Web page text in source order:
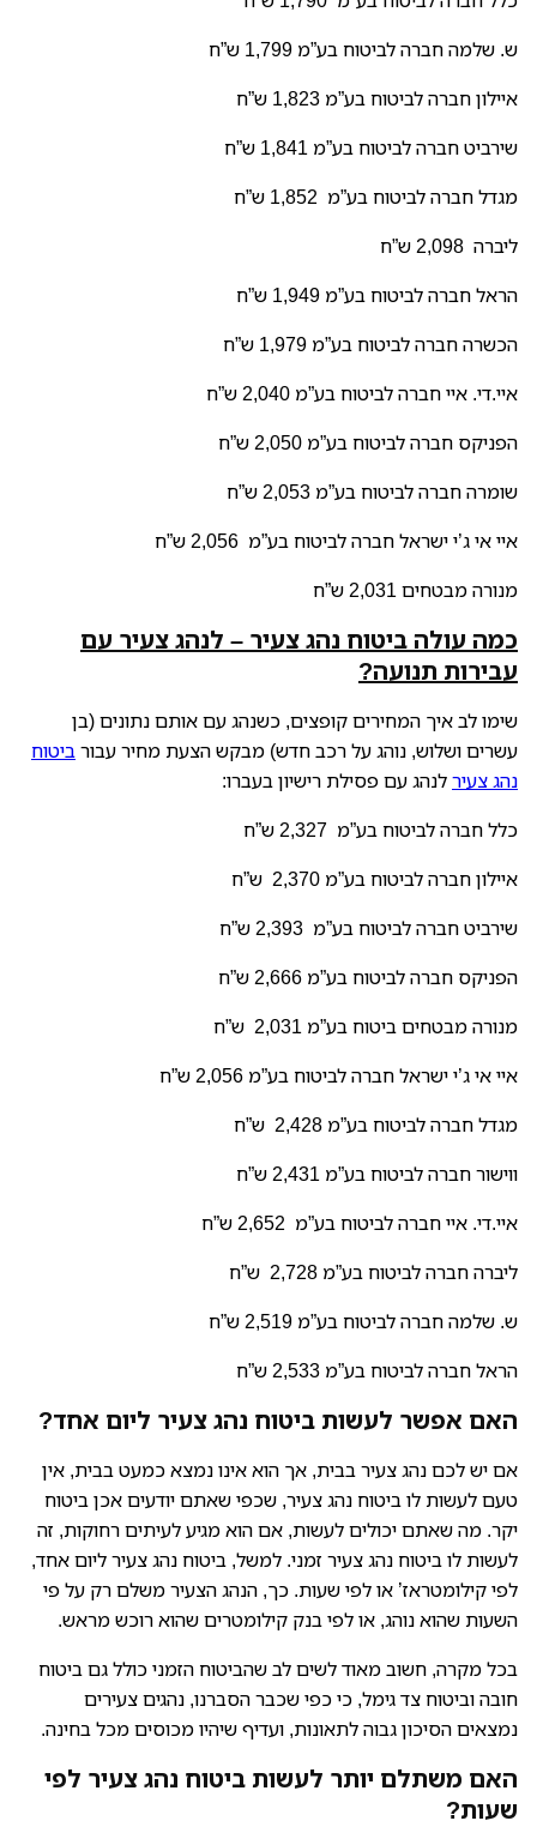
ש. שלמה חברה לביטוח בע”מ 1,799 ש”ח
איילון חברה לביטוח בע”מ 1,823 ש”ח
שירביט חברה לביטוח בע”מ 1,841 ש”ח
מגדל חברה לביטוח בע”מ 1,852 ש”ח
ליברה 2,098 ש”ח
הראל חברה לביטוח בע”מ 1,949 ש”ח
הכשרה חברה לביטוח בע”מ 1,979 ש”ח
איי.די. איי חברה לביטוח בע”מ 2,040 ש”ח
הפניקס חברה לביטוח בע”מ 2,050 ש”ח
שומרה חברה לביטוח בע”מ 2,053 ש”ח
איי אי ג’י ישראל חברה לביטוח בע”מ 2,056 ש”ח
מנורה מבטחים 2,031 ש”ח
כמה עולה ביטוח נהג צעיר – לנהג צעיר עם
עבירות תנועה?
שימו לב איך המחירים קופצים, כשנהג עם אותם נתונים (בן
עשרים ושלוש, נוהג על רכב חדש) מבקש הצעת מחיר עבורביטוח
נהג צעירלנהג עם פסילת רישיון בעברו:
כלל חברה לביטוח בע”מ 2,327 ש”ח
איילון חברה לביטוח בע”מ 2,370 ש”ח
שירביט חברה לביטוח בע”מ 2,393 ש”ח
הפניקס חברה לביטוח בע”מ 2,666 ש”ח
מנורה מבטחים ביטוח בע”מ 2,031 ש”ח
איי אי ג’י ישראל חברה לביטוח בע”מ 2,056 ש”ח
מגדל חברה לביטוח בע”מ 2,428 ש”ח
ווישור חברה לביטוח בע”מ 2,431 ש”ח
איי.די. איי חברה לביטוח בע”מ 2,652 ש”ח
ליברה חברה לביטוח בע”מ 2,728 ש”ח
ש. שלמה חברה לביטוח בע”מ 2,519 ש”ח
הראל חברה לביטוח בע”מ 2,533 ש”ח
האם אפשר לעשות ביטוח נהג צעיר ליום אחד?
אם יש לכם נהג צעיר בבית, אך הוא אינו נמצא כמעט בבית, אין
טעם לעשות לו ביטוח נהג צעיר, שכפי שאתם יודעים אכן ביטוח
יקר. מה שאתם יכולים לעשות, אם הוא מגיע לעיתים רחוקות, זה
לעשות לו ביטוח נהג צעיר זמני. למשל, ביטוח נהג צעיר ליום אחד,
לפי קילומטראז’ או לפי שעות. כך, הנהג הצעיר משלם רק על פי
השעות שהוא נוהג, או לפי בנק קילומטרים שהוא רוכש מראש.
בכל מקרה, חשוב מאוד לשים לב שהביטוח הזמני כולל גם ביטוח
חובה וביטוח צד גימל, כי כפי שכבר הסברנו, נהגים צעירים
נמצאים הסיכון גבוה לתאונות, ועדיף שיהיו מכוסים מכל בחינה.
האם משתלם יותר לעשות ביטוח נהג צעיר לפי
שעות?